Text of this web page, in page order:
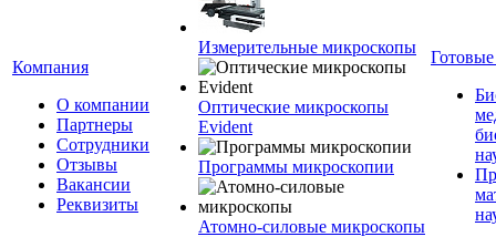
Компания
О компании
Партнеры
Сотрудники
Отзывы
Вакансии
Реквизиты
Измерительные микроскопы
Оптические микроскопы
Evident
Программы микроскопии
Атомно-силовые микроскопы